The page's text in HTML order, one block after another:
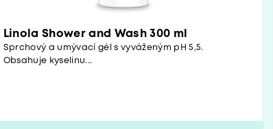
Linola Shower and Wash 300 ml
Sprchový a umývací gél s vyváženým pH 5,5.
Obsahuje kyselinu...